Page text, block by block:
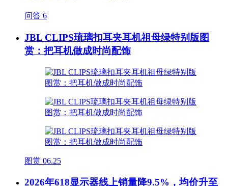
问答 6
JBL CLIPS琉璃扣耳夹耳机祖母绿特别版图
赏：把耳机做成时尚配饰
图赏 06.25
2026年618显示器线上销量降9.5%，均价升至